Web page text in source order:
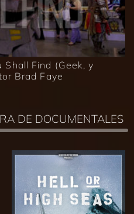
Shall Find (Geek, y
Brad Faye
DE DOCUMENTALES